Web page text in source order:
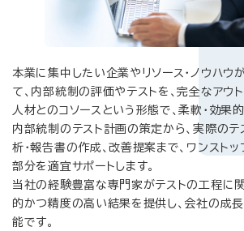
本業に集中したい企業やリソース・ノウハウ
て、内部統制の評価やテストを、完全なアウ
人材とのコソースという形態で、柔軟・効果
内部統制のテスト計画の策定から、実際のテ
析・報告書の作成、改善提案まで、ワンスト
部分を適宜サポートします。
当社の経験豊富な専門家がテストの工程に
的かつ精度の高い結果を提供し、会社の成
能です。